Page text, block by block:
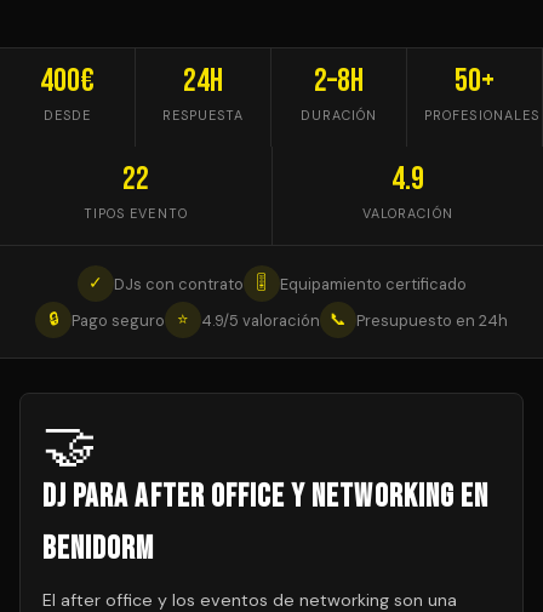
400€
DESDE
24h
RESPUESTA
2–8h
DURACIÓN
50+
PROFESIONALES
22
TIPOS EVENTO
4.9
VALORACIÓN
✓ DJs con contrato 🎚
Equipamiento certificado
🔒
Pago seguro ⭐ 4.9/5 valoración 📞 Presupuesto en 24h
🤝
DJ para After Office y Networking en
Benidorm
El after office y los eventos de networking son una